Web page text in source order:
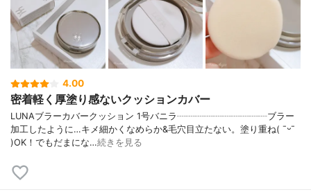
4.00
密着軽く厚塗り感ないクッションカバー
LUNAブラーカバークッション 1号バニラ┈┈┈┈┈┈┈┈┈┈ブラー
加工したように…キメ細かくなめらか&毛穴目立たない。塗り重ね( ¯ᵕ¯
)OK！でもだまにな…続きを見る